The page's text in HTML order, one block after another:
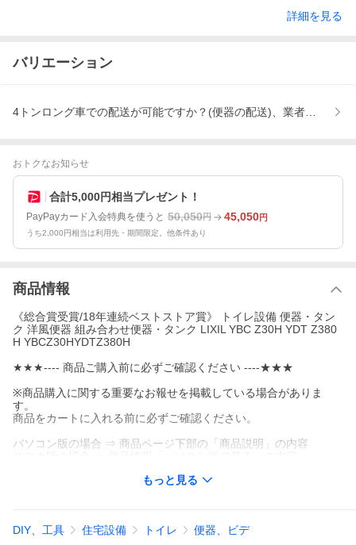
詳細を見る
バリエーション
4トンロング車での配送が可能ですか？(便器の配送)、業者便の大
おトクなお知らせ
合計5,000円相当プレゼント！
PayPayカード入会特典を使うと 50,050円 45,050円
うち2,000円相当は利用先・期間限定。他条件あり
商品情報
《総合賞受賞/18年連続ベストストア賞》 トイレ設備 便器・タン
ク 洋風便器 組み合わせ便器・タンク LIXIL YBC Z30H YDT Z380
H YBCZ30HYDTZ380H
★★★---- 商品ご購入前に必ずご確認ください ----★★★
※商品購入に関する重要なお報せを掲載している場合がありま
す。
商品をカートに入れる前に必ずご確認ください。
パソコン版の場合 ⇒ 商品ページ下部の「商品説明」の内容
★★★------★★★------★★★------★★★------★★★
もっと見る
DIY、工具 住宅設備 トイレ 便器、ビデ